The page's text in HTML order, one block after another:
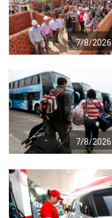
7/8/2026
7/8/2026